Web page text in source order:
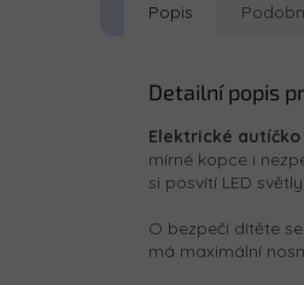
Popis
Detailní popis
Elektrické autíčko
mírné kopce i
si posvítí LED
O bezpečí dítěte
má maximální